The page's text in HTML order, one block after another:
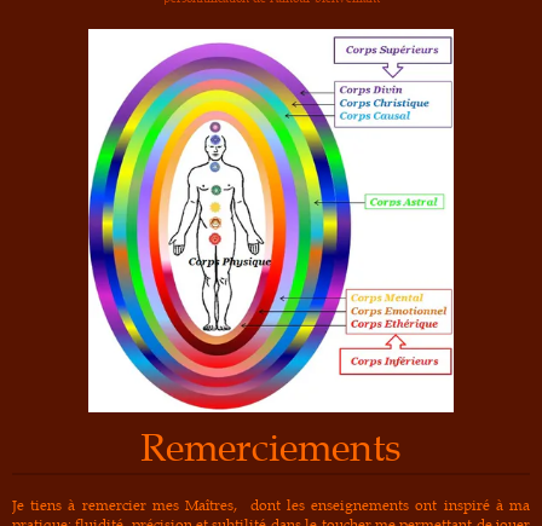
Remerciements
Je tiens à remercier mes Maîtres, dont les enseignements ont inspiré à ma